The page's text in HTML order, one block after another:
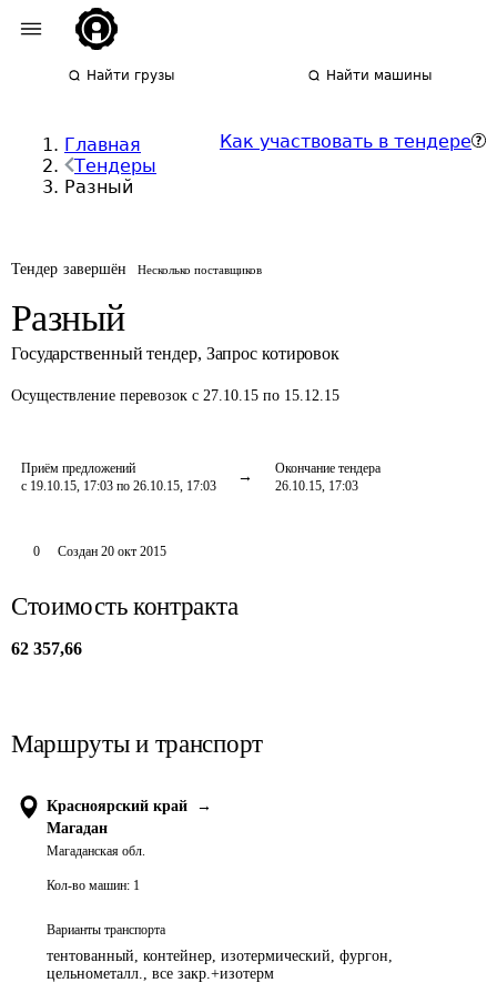
Найти грузы Найти машины
Главная
Тендеры
Разный
Как участвовать в тендере
Тендер завершён Несколько поставщиков
Разный
Государственный тендер, Запрос котировок
Осуществление перевозок с 27.10.15 по 15.12.15
Приём предложений
с 19.10.15, 17:03 по 26.10.15, 17:03
Окончание тендера
26.10.15, 17:03
0 Создан 20 окт 2015
Стоимость контракта
62 357,66
Маршруты и транспорт
Красноярский край
→
Магадан
Магаданская обл.
Кол-во машин: 1
Варианты транспорта
тентованный, контейнер, изотермический, фургон,
цельнометалл., все закр.+изотерм